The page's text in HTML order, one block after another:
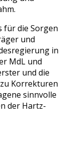
für die Sorgen
und
in
MdL und
und die
Korrekturen
sinnvolle
der Hartz-